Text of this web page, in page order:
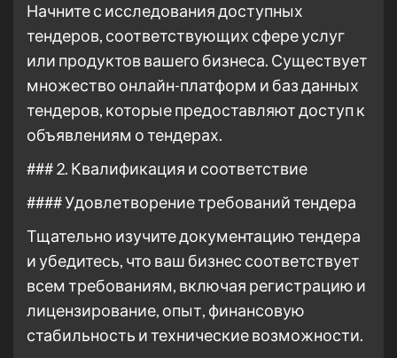
Начните с исследования доступных
тендеров, соответствующих сфере услуг
или продуктов вашего бизнеса. Существует
множество онлайн-платформ и баз данных
тендеров, которые предоставляют доступ к
объявлениям о тендерах.
### 2. Квалификация и соответствие
#### Удовлетворение требований тендера
Тщательно изучите документацию тендера
и убедитесь, что ваш бизнес соответствует
всем требованиям, включая регистрацию и
лицензирование, опыт, финансовую
стабильность и технические возможности.